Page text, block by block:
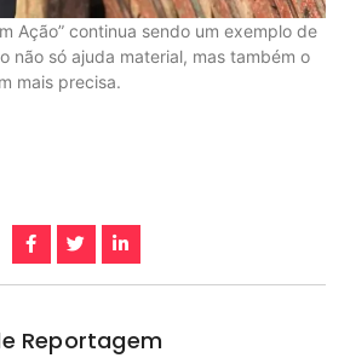
Ação” continua sendo um exemplo de
não só ajuda material, mas também o
mais precisa.
Reportagem